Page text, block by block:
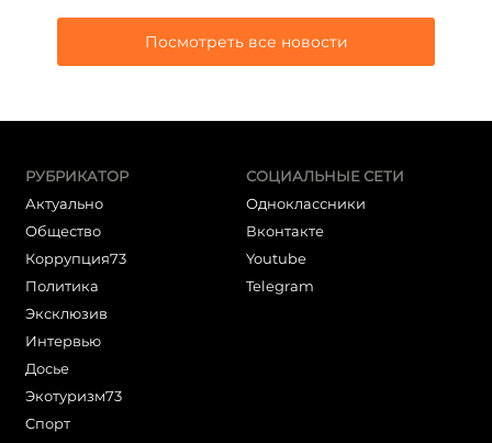
Посмотреть все новости
РУБРИКАТОР
Актуально
Общество
Коррупция73
Политика
Эксклюзив
Интервью
Досье
Экотуризм73
Cпорт
СОЦИАЛЬНЫЕ СЕТИ
Одноклассники
Вконтакте
Youtube
Telegram